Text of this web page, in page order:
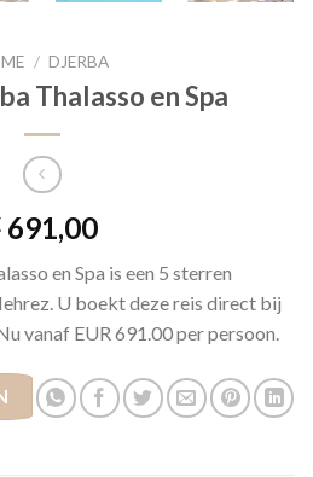
/ DJERBA
Thalasso en Spa
691,00
en Spa is een 5 sterren
U boekt deze reis direct bij
vanaf EUR 691.00 per persoon.